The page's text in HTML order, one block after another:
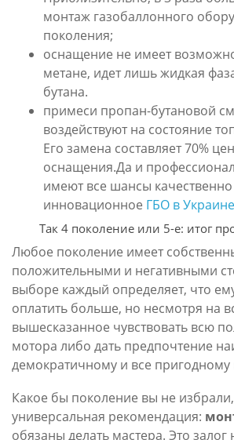
монтаж газобаллонного
поколения;
оснащение не имеет
метане, идет лишь жидкая
бутана.
примеси пропан-бутановой
воздействуют на состояние
Его замена составляет 70%
оснащения.Да и
имеют все шансы качественно
инновационное ГБО в Украине
Так 4 поколение или 5-е: итог
Любое поколение имеет
положительными и негативными
выборе каждый определяет, что
оплатить больше, но несмотря на
вышесказанное чувствовать всю
мотора либо дать предпочтение
демократичному и все пригодному
Какое бы поколение вы не
универсальная рекомендация:
обязаны делать мастера. Это